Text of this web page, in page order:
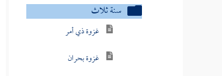
سنة ثلاث
غزوة ذي أمر
غزوة بحران